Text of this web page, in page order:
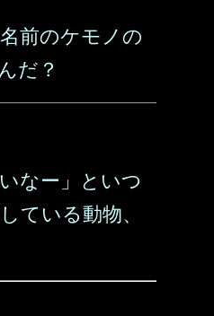
前のケモノの
だ？
なー」といつ
ている動物、